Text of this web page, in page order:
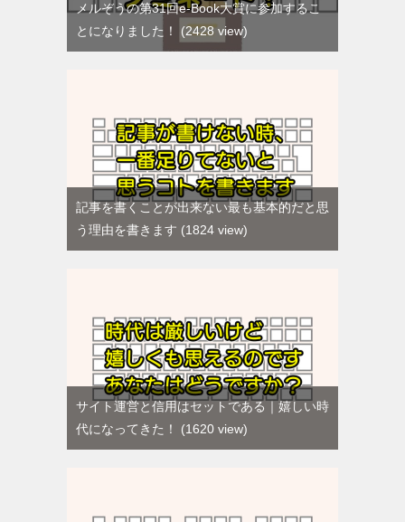
メルぞうの第31回e-Book大賞に参加するこ
とになりました！
2428 view
記事を書くことが出来ない最も基本的だと思
う理由を書きます
1824 view
サイト運営と信用はセットである｜嬉しい時
代になってきた！
1620 view